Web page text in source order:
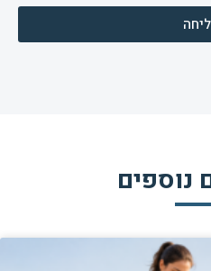
נוספים